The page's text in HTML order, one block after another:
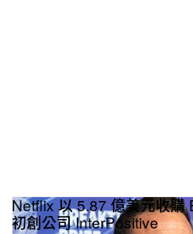
Netflix 以 5.87 億美元收購
初創公司 InterPositive